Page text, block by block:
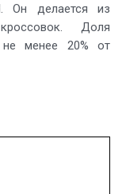
Он делается из
Доля
не менее 20% от